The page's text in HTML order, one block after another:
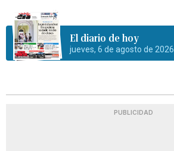
El diario de hoy
jueves, 6 de agosto de 2026
PUBLICIDAD